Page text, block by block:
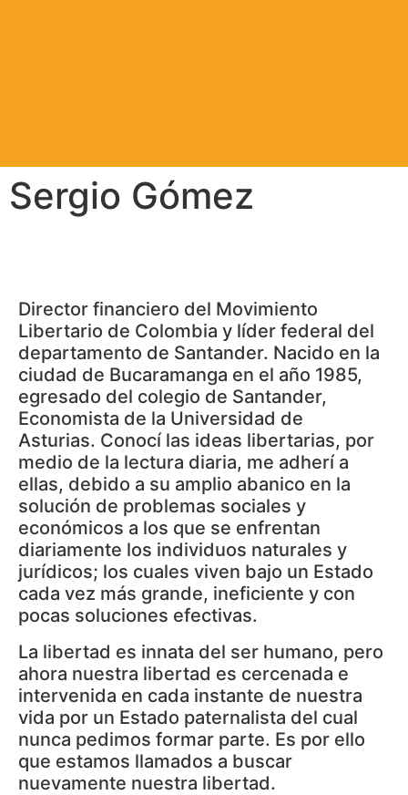
Sergio Gómez
Director financiero del Movimiento
Libertario de Colombia y líder federal del
departamento de Santander. Nacido en la
ciudad de Bucaramanga en el año 1985,
egresado del colegio de Santander,
Economista de la Universidad de
Asturias. Conocí las ideas libertarias, por
medio de la lectura diaria, me adherí a
ellas, debido a su amplio abanico en la
solución de problemas sociales y
económicos a los que se enfrentan
diariamente los individuos naturales y
jurídicos; los cuales viven bajo un Estado
cada vez más grande, ineficiente y con
pocas soluciones efectivas.
La libertad es innata del ser humano, pero
ahora nuestra libertad es cercenada e
intervenida en cada instante de nuestra
vida por un Estado paternalista del cual
nunca pedimos formar parte. Es por ello
que estamos llamados a buscar
nuevamente nuestra libertad.